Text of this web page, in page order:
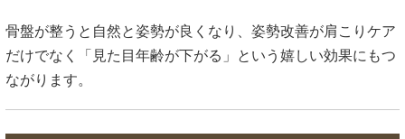
骨盤が整うと自然と姿勢が良くなり、姿勢改善が肩こりケア
だけでなく「見た目年齢が下がる」という嬉しい効果にもつ
ながります。